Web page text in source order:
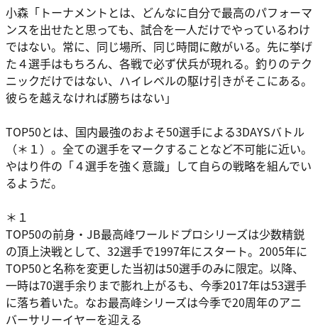
小森 「トーナメントとは、どんなに自分で最高のパフォーマ
ンスを出せたと思っても、試合を一人だけでやっているわけ
ではない。常に、同じ場所、同じ時間に敵がいる。先に挙げ
た４選手はもちろん、各戦で必ず伏兵が現れる。釣りのテク
ニックだけではない、ハイレベルの駆け引きがそこにある。
彼らを越えなければ勝ちはない」
TOP50とは、国内最強のおよそ50選手による3DAYSバトル
（＊１）。全ての選手をマークすることなど不可能に近い。
やはり件の「４選手を強く意識」して自らの戦略を組んでい
るようだ。
＊１
TOP50の前身・JB最高峰ワールドプロシリーズは少数精鋭
の頂上決戦として、32選手で1997年にスタート。2005年に
TOP50と名称を変更した当初は50選手のみに限定。以降、
一時は70選手余りまで膨れ上がるも、今季2017年は53選手
に落ち着いた。なお最高峰シリーズは今季で20周年のアニ
バーサリーイヤーを迎える